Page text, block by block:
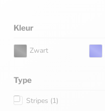
Kleur
Zwart
Type
Stripes (1)